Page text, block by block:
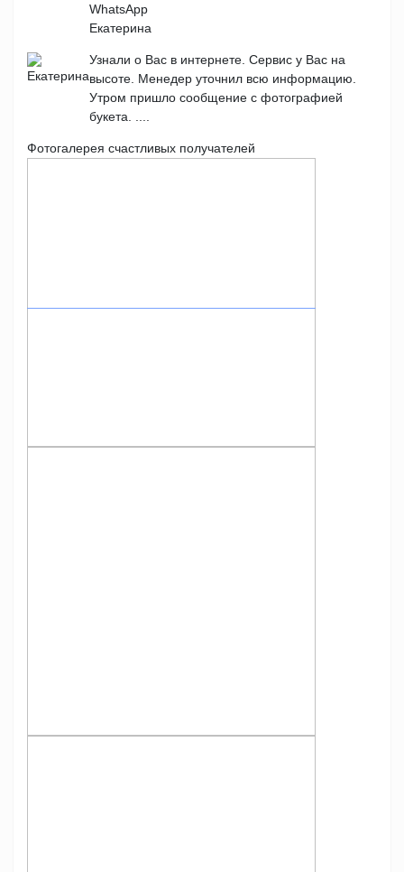
WhatsApp
Екатерина
Узнали о Вас в интернете. Сервис у Вас на
высоте. Менедер уточнил всю информацию.
Утром пришло сообщение с фотографией
букета. ....
Фотогалерея счастливых получателей